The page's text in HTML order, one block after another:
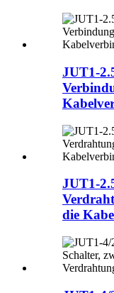
JUT1-
JUT1-
die